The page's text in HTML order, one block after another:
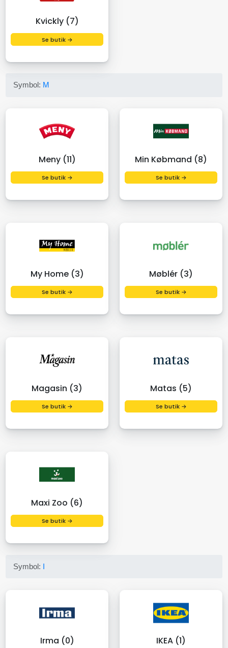
Kvickly (7)
Se butik →
Symbol: M
Meny (11)
Se butik →
Min Købmand (8)
Se butik →
My Home (3)
Se butik →
Møblér (3)
Se butik →
Magasin (3)
Se butik →
Matas (5)
Se butik →
Maxi Zoo (6)
Se butik →
Symbol: I
Irma (0) IKEA (1)